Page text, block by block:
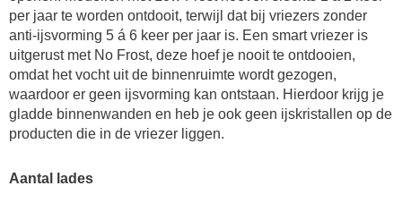
per jaar te worden ontdooit, terwijl dat bij vriezers zonder
anti-ijsvorming 5 á 6 keer per jaar is. Een smart vriezer is
uitgerust met No Frost, deze hoef je nooit te ontdooien,
omdat het vocht uit de binnenruimte wordt gezogen,
waardoor er geen ijsvorming kan ontstaan. Hierdoor krijg je
gladde binnenwanden en heb je ook geen ijskristallen op de
producten die in de vriezer liggen.
Aantal lades